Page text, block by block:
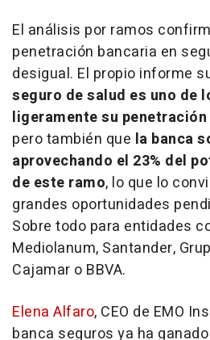
El análisis por ramos
penetración bancaria en
desigual. El propio informe
seguro de salud es uno de
ligeramente su penetración
pero también que la banca
aprovechando el 23% del
de este ramo, lo que lo
grandes oportunidades
Sobre todo para entidades
Mediolanum, Santander,
Cajamar o BBVA.
Elena Alfaro, CEO de EMO
banca seguros ya ha